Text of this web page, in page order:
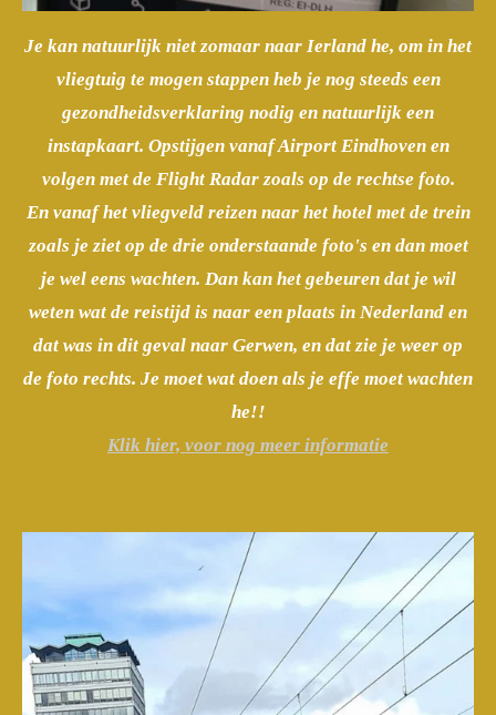
Je kan natuurlijk niet zomaar naar Ierland he, om in het
vliegtuig te mogen stappen heb je nog steeds een
gezondheidsverklaring nodig en natuurlijk een
instapkaart. Opstijgen vanaf Airport Eindhoven en
volgen met de Flight Radar zoals op de rechtse foto.
En vanaf het vliegveld reizen naar het hotel met de trein
zoals je ziet op de drie onderstaande foto's en dan moet
je wel eens wachten. Dan kan het gebeuren dat je wil
weten wat de reistijd is naar een plaats in Nederland en
dat was in dit geval naar Gerwen, en dat zie je weer op
de foto rechts. Je moet wat doen als je effe moet wachten
he!!
Klik hier, voor nog meer informatie